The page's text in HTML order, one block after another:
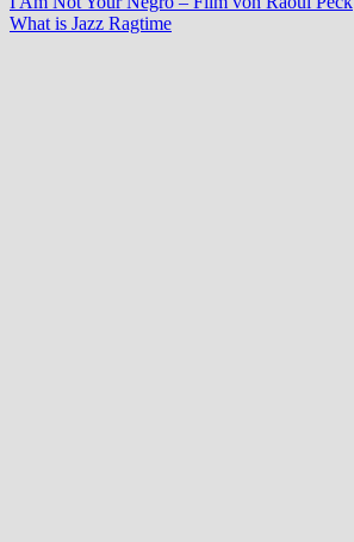
Beitrag:
Nächster
What is Jazz Ragtime